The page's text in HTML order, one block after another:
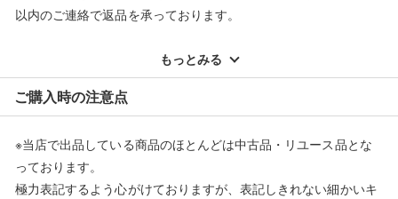
以内のご連絡で返品を承っております。
配送料ともに当社負担で対応いたします。
※オンラインストアで購入頂いた商品は、店頭での返品はお受け
できません。また、商品の修理及び交換に関しては承ることがで
返品・交換について
もっとみる
ご購入時の注意点
※当店で出品している商品のほとんどは中古品・リユース品とな
っております。
極力表記するよう心がけておりますが、表記しきれない細かいキ